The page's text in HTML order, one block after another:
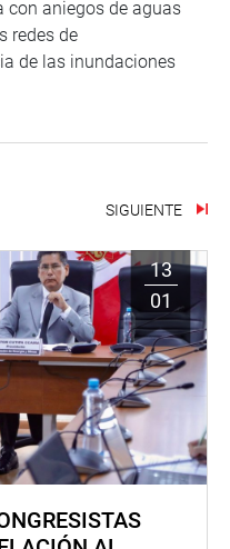
con aniegos de aguas
redes de
de las inundaciones
SIGUIENTE
13
01